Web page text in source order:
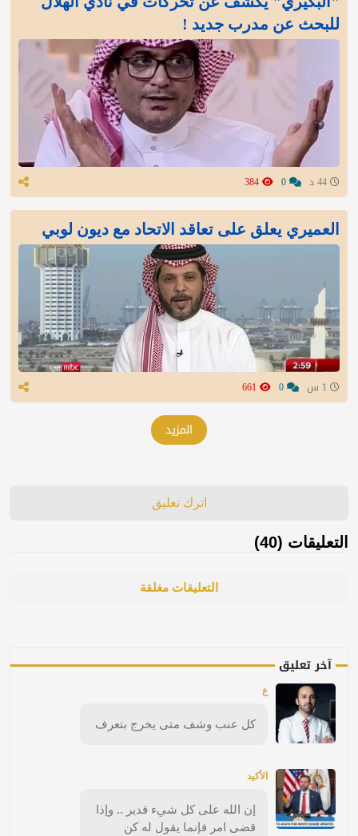
للبحث عن مدرب جديد !
العميري يعلق على تعاقد الاتحاد مع ديون لوبي
المزيد
اترك تعليق
التعليقات (40)
التعليقات مغلقة
آخر تعليق
ع
كل عنب وشف متى يخرج بتعرف
الأكيد
إن الله على كل شيء قدير .. وإذا
قضى امر فإنما يقول له كن